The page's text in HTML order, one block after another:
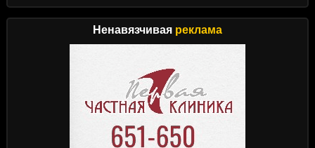
Ненавязчивая реклама